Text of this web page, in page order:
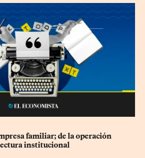
familiar; de la operación
institucional